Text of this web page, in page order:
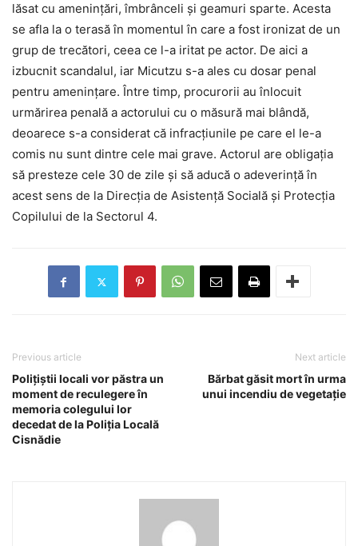
lăsat cu amenințări, îmbrânceli și geamuri sparte. Acesta
se afla la o terasă în momentul în care a fost ironizat de un
grup de trecători, ceea ce l-a iritat pe actor. De aici a
izbucnit scandalul, iar Micutzu s-a ales cu dosar penal
pentru amenințare. Între timp, procurorii au înlocuit
urmărirea penală a actorului cu o măsură mai blândă,
deoarece s-a considerat că infracțiunile pe care el le-a
comis nu sunt dintre cele mai grave. Actorul are obligația
să presteze cele 30 de zile și să aducă o adeverință în
acest sens de la Direcția de Asistență Socială și Protecția
Copilului de la Sectorul 4.
Previous article
Poliţiştii locali vor păstra un
moment de reculegere în
memoria colegului lor
decedat de la Poliţia Locală
Cisnădie
Next article
Bărbat găsit mort în urma
unui incendiu de vegetație